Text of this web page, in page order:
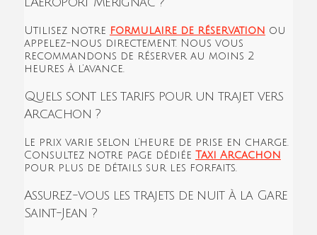
Utilisez notre formulaire de réservation ou
appelez-nous directement. Nous vous
recommandons de réserver au moins 2
heures à l’avance.
Quels sont les tarifs pour un trajet vers
Arcachon ?
Le prix varie selon l’heure de prise en charge.
Consultez notre page dédiée Taxi Arcachon
pour plus de détails sur les forfaits.
Assurez-vous les trajets de nuit à la Gare
Saint-Jean ?